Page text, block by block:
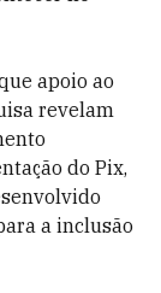
apoio ao
revelam
do Pix,
a inclusão